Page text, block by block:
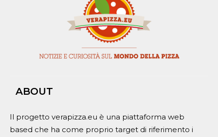
ABOUT
Il progetto verapizza.eu è una piattaforma web
based che ha come proprio target di riferimento i